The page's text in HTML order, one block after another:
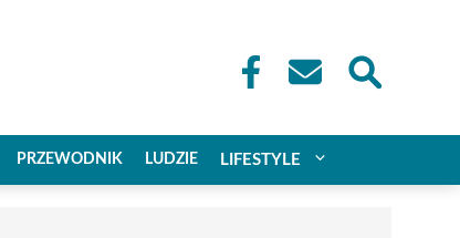
PRZEWODNIK LUDZIE LIFESTYLE